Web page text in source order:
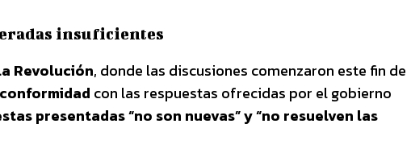
insuficientes
Revolución, donde las discusiones comenzaron este fin de
con las respuestas ofrecidas por el gobierno
presentadas “no son nuevas” y “no resuelven las